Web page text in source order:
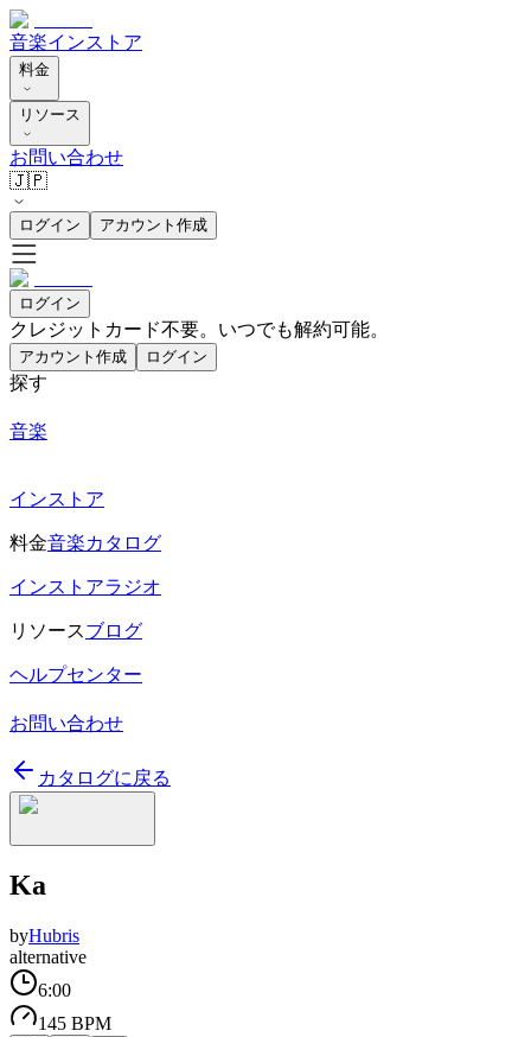
音楽インストア
料金
リソース
お問い合わせ
🇯🇵
ログイン アカウント作成
ログイン
クレジットカード不要。いつでも解約可能。
アカウント作成 ログイン
探す
音楽
インストア
料金音楽カタログ
インストアラジオ
リソースブログ
ヘルプセンター
お問い合わせ
カタログに戻る
Ka
byHubris
alternative
6:00
145 BPM